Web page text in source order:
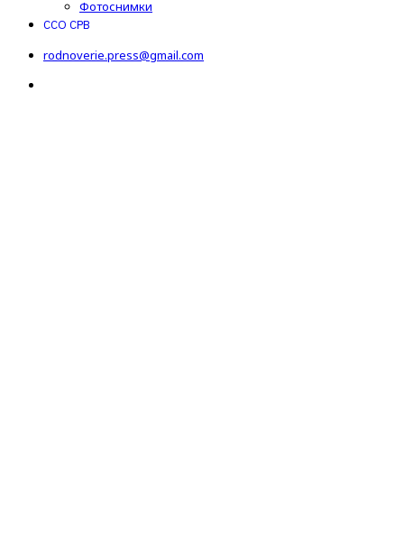
Фотоснимки
ССО СРВ
rodnoverie.press@gmail.com